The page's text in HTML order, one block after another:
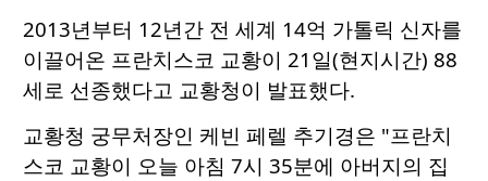
2013년부터 12년간 전 세계 14억 가톨릭 신자를
이끌어온 프란치스코 교황이 21일(현지시간) 88
세로 선종했다고 교황청이 발표했다.
교황청 궁무처장인 케빈 페렐 추기경은 "프란치
스코 교황이 오늘 아침 7시 35분에 아버지의 집